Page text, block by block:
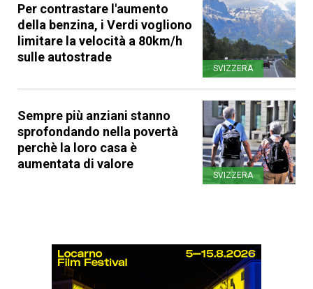
Per contrastare l'aumento
della benzina, i Verdi vogliono
limitare la velocità a 80km/h
sulle autostrade
SVIZZERA
Sempre più anziani stanno
sprofondando nella povertà
perchè la loro casa è
aumentata di valore
SVIZZERA